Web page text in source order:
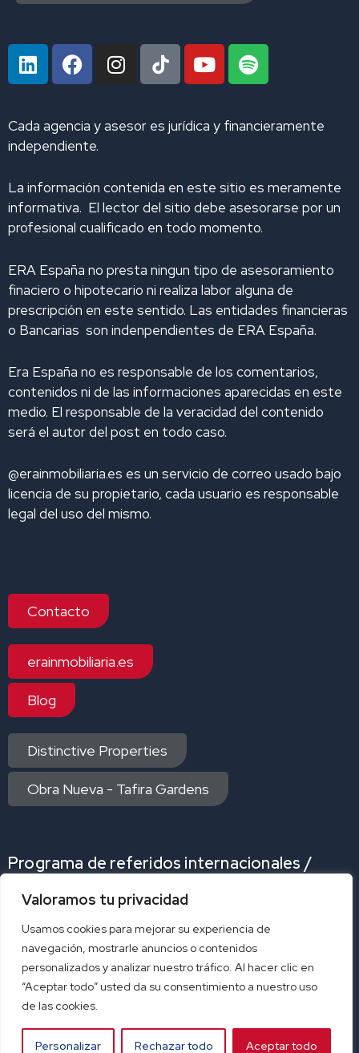
Valoramos tu privacidad
Usamos cookies para mejorar su experiencia de
navegación, mostrarle anuncios o contenidos
personalizados y analizar nuestro tráfico. Al hacer clic en
“Aceptar todo” usted da su consentimiento a nuestro uso
de las cookies.
Personalizar Rechazar todo Aceptar todo
L
i
k
e
d
n
F
a
b
o
k
I
n
a
a
m
Y
o
u
S
p
i
Cada agencia y asesor es jurídica y financieramente
independiente.
La información contenida en este sitio es meramente
informativa. El lector del sitio debe asesorarse por un
profesional cualificado en todo momento.
ERA España no presta ningun tipo de asesoramiento
finaciero o hipotecario ni realiza labor alguna de
prescripción en este sentido. Las entidades financieras
o Bancarias son indenpendientes de ERA España.
Era España no es responsable de los comentarios,
contenidos ni de las informaciones aparecidas en este
medio. El responsable de la veracidad del contenido
será el autor del post en todo caso.
@erainmobiliaria.es es un servicio de correo usado bajo
licencia de su propietario, cada usuario es responsable
legal del uso del mismo.
Contacto
erainmobiliaria.es
Blog
Distinctive Properties
Obra Nueva - Tafira Gardens
Programa de referidos internacionales /
Internacional Referrals Program
Programa de referidos Program referral
Acceso exclusivo afiliados